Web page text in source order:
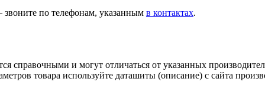
по телефонам, указанным в контактах.
справочными и могут отличаться от указанных
товара используйте даташиты (описание) с сайта